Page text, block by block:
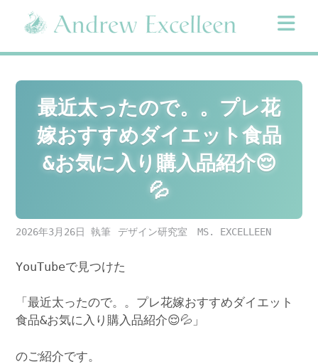
content
最近太ったので。。プレ花
嫁おすすめダイエット食品
&お気に入り購入品紹介😌
💦
2026年3月26日 デザイン研究室 MS. EXCELLEEN
YouTubeで見つけた
「最近太ったので。。プレ花嫁おすすめダイエット
食品&お気に入り購入品紹介😌💦」
のご紹介です。